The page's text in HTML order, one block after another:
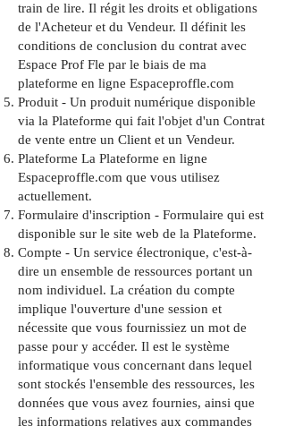
train de lire. Il régit les droits et obligations
de l'Acheteur et du Vendeur. Il définit les
conditions de conclusion du contrat avec
Espace Prof Fle par le biais de ma
plateforme en ligne Espaceproffle.com
Produit - Un produit numérique disponible
via la Plateforme qui fait l'objet d'un Contrat
de vente entre un Client et un Vendeur.
Plateforme La Plateforme en ligne
Espaceproffle.com que vous utilisez
actuellement.
Formulaire d'inscription - Formulaire qui est
disponible sur le site web de la Plateforme.
Compte - Un service électronique, c'est-à-
dire un ensemble de ressources portant un
nom individuel. La création du compte
implique l'ouverture d'une session et
nécessite que vous fournissiez un mot de
passe pour y accéder. Il est le système
informatique vous concernant dans lequel
sont stockés l'ensemble des ressources, les
données que vous avez fournies, ainsi que
les informations relatives aux commandes